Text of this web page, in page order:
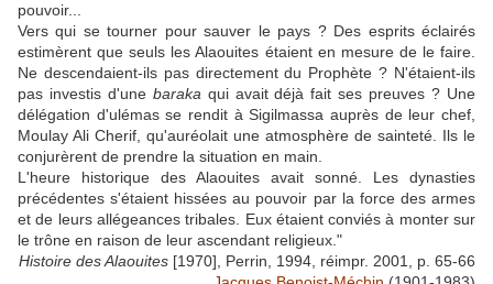
pouvoir...
Vers qui se tourner pour sauver le pays ? Des esprits éclairés
estimèrent que seuls les Alaouites étaient en mesure de le faire.
Ne descendaient-ils pas directement du Prophète ? N'étaient-ils
pas investis d'une baraka qui avait déjà fait ses preuves ? Une
délégation d'ulémas se rendit à Sigilmassa auprès de leur chef,
Moulay Ali Cherif, qu'auréolait une atmosphère de sainteté. Ils le
conjurèrent de prendre la situation en main.
L'heure historique des Alaouites avait sonné. Les dynasties
précédentes s'étaient hissées au pouvoir par la force des armes
et de leurs allégeances tribales. Eux étaient conviés à monter sur
le trône en raison de leur ascendant religieux."
Histoire des Alaouites [1970], Perrin, 1994, réimpr. 2001, p. 65-66